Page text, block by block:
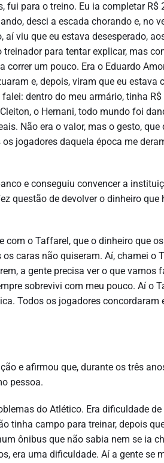
fui para o treino. Eu ia completar
desci a escada chorando e, no
viu que eu estava desesperado,
para tentar explicar, mas
correr um pouco. Era o Eduardo
e, depois, viram que eu
dentro do meu armário, tinha
o Hernani, todo mundo foi
Não era o valor, mas o gesto,
jogadores daquela época me
e conseguiu convencer a
questão de devolver o dinheiro
com o Taffarel, que o dinheiro que
caras não quiseram. Aí, chamei o
a gente precisa ver o que vamos
sobrevivi com meu pouco. Aí o
Todos os jogadores
e afirmou que, durante os três
pessoa.
do Atlético. Era dificuldade
tinha campo para treinar, depois
ônibus que não sabia nem se ia
era uma dificuldade. Aí a gente se